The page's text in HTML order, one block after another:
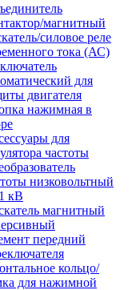
магнитный
силовое реле
тока (АС)
для
двигателя
нажимная в
для
частоты
низковольтный
кВ
магнитный
передний
кольцо/
для нажимной